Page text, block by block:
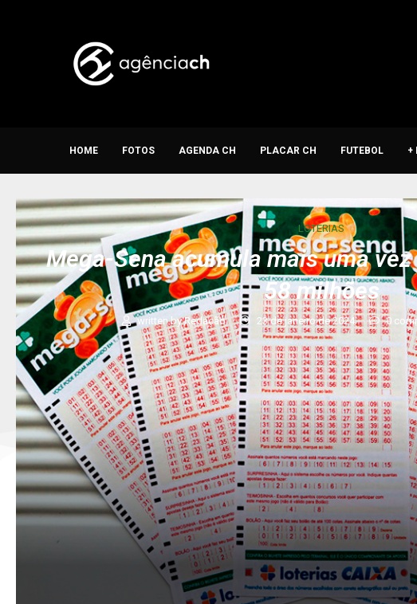
HOME FOTOS AGENDA CH PLACAR CH FUTEBOL +
LOTERIAS
Mega-Sena acumula mais uma
58 milhões
written byRedação 23 de janeiro de 2024 0